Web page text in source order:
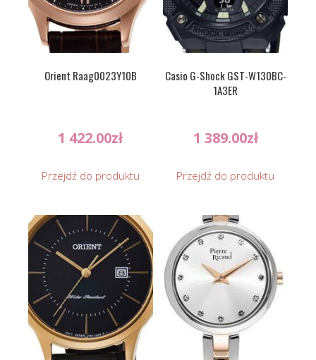
Orient Raag0023Y10B
1 422.00zł
Przejdź do produktu
Casio G-Shock GST-W130BC-
1A3ER
1 389.00zł
Przejdź do produktu